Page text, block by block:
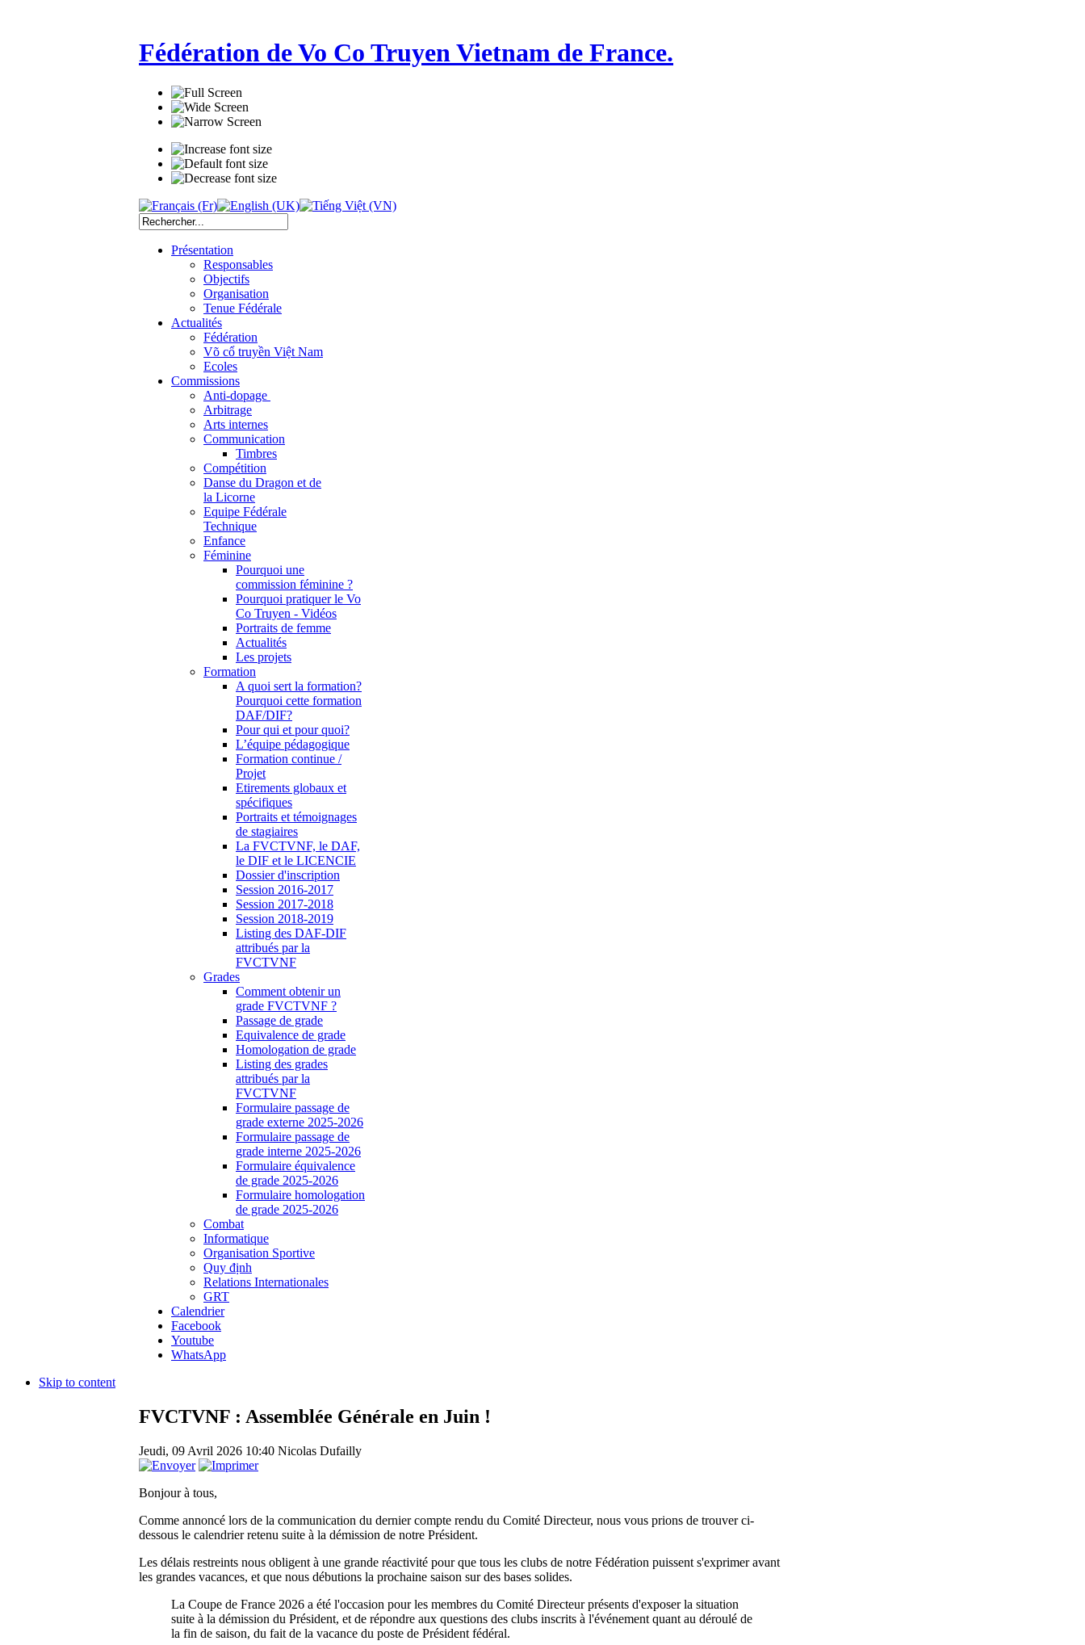
Fédération de Vo Co Truyen Vietnam de France.
Présentation
Responsables
Objectifs
Organisation
Tenue Fédérale
Actualités
Fédération
Võ cổ truyền Việt Nam
Ecoles
Commissions
Anti-dopage
Arbitrage
Communication
Timbres
Compétition
Danse du Dragon et de
la Licorne
Equipe Fédérale
Technique
Enfance
Féminine
Pourquoi une
commission féminine ?
Pourquoi pratiquer le Vo
Co Truyen - Vidéos
Portraits de femme
Actualités
Les projets
Formation
A quoi sert la formation?
Pourquoi cette formation
DAF/DIF?
Pour qui et pour quoi?
L’équipe pédagogique
Formation continue /
Projet
Etirements globaux et
spécifiques
Portraits et témoignages
de stagiaires
La FVCTVNF, le DAF,
le DIF et le LICENCIE
Dossier d'inscription
Session 2016-2017
Session 2017-2018
Session 2018-2019
Listing des DAF-DIF
attribués par la
FVCTVNF
Grades
Comment obtenir un
grade FVCTVNF ?
Passage de grade
Equivalence de grade
Homologation de grade
Listing des grades
attribués par la
FVCTVNF
Formulaire passage de
grade externe 2025-2026
Formulaire passage de
grade interne 2025-2026
Formulaire équivalence
de grade 2025-2026
Formulaire homologation
de grade 2025-2026
Combat
Informatique
Organisation Sportive
Quy định
Relations Internationales
GRT
Calendrier
Facebook
Youtube
WhatsApp
Skip to content
FVCTVNF : Assemblée Générale en Juin !
Jeudi, 09 Avril 2026 10:40 Nicolas Dufailly
Bonjour à tous,
Comme annoncé lors de la communication du dernier compte rendu du Comité Directeur, nous vous prions de trouver ci-
dessous le calendrier retenu suite à la démission de notre Président.
Les délais restreints nous obligent à une grande réactivité pour que tous les clubs de notre Fédération puissent s'exprimer avant
les grandes vacances, et que nous débutions la prochaine saison sur des bases solides.
La Coupe de France 2026 a été l'occasion pour les membres du Comité Directeur présents d'exposer la situation
suite à la démission du Président, et de répondre aux questions des clubs inscrits à l'événement quant au déroulé de
la fin de saison, du fait de la vacance du poste de Président fédéral.